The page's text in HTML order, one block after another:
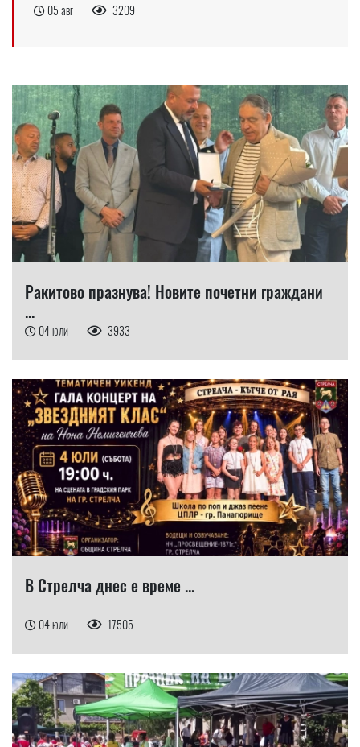
05 авг 3209
Ракитово празнува! Новите почетни граждани
...
04 юли 3933
В Стрелча днес е време ...
04 юли 17505